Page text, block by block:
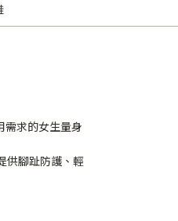
需求的女生量身
供腳趾防護、輕